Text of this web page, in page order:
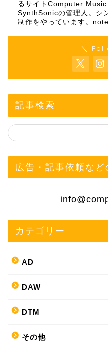
るサイトComputer
SynthSonicの管理人。シ
制作をやっています。 note
＼
記事検索
広告・記事依頼な
カテゴリー
AD
DAW
DTM
その他